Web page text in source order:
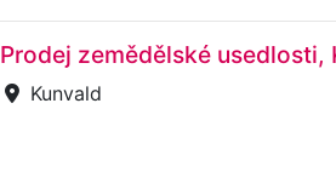
Prodej zemědělské usedlosti,
Kunvald